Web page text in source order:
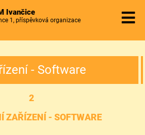
Ivančice
1, příspěvková organizace
- Software
2
ZAŘÍZENÍ - SOFTWARE